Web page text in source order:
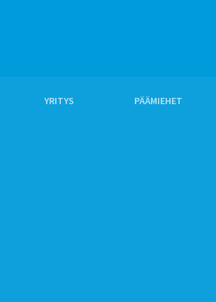
YRITYS PÄÄMIEHET